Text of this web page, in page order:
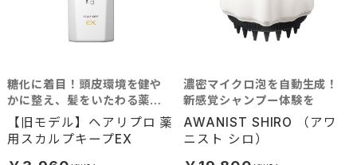
【旧モデル】ヘアリプロ 薬
用スカルプキープEX
糖化に着目！頭皮環境を健や
かに整え、髪をいたわる薬用
コンディショナー
AWANIST SHIRO （アワ
ニスト シロ）
濃密マイクロ泡を自動生成！
新感覚シャンプー体験を